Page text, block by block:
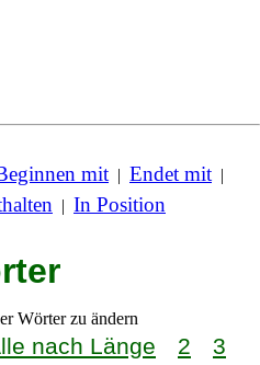
mit | Endet mit |
| In Position
Wörter zu ändern
nach Länge 2
3